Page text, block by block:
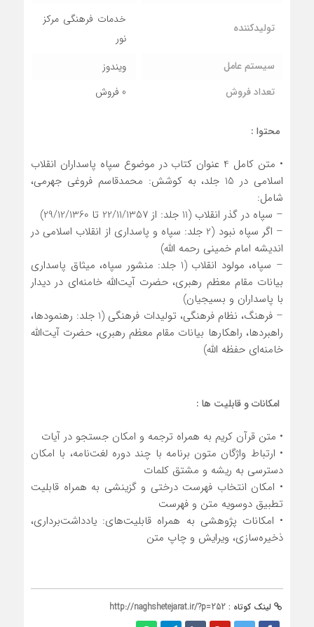
تولیدکننده
خدمات فرهنگي مرکز
نور
سیستم عامل
ويندوز
تعداد فروش
0 فروش
محتوا :
• متن كامل 4 عنوان کتاب در موضوع سپاه پاسداران انقلاب
اسلامی در 15 جلد، به کوشش: محمدقاسم فروغی جهرمی،
شامل:
– سپاه در گذر انقلاب (11 جلد: از 22/11/1357 تا 29/12/1360)
– اگر سپاه نبود (2 جلد: سپاه و پاسداری از انقلاب اسلامی در
اندیشه امام خمینی رحمه الله)
– سپاه، مولود انقلاب (1 جلد: منشور سپاه، میثاق پاسداری
بیانات مقام معظم رهبری، حضرت آیت‌اللهخامنه‌ای در دیدار
با پاسداران و بسیجیان)
– فرهنگ، نظام فرهنگی، تولیدات فرهنگی (1 جلد: رهنمودها،
راهبردها، راهکارها بیانات مقام معظم رهبری، حضرت آیت‌الله
خامنه‌ای حفظه الله)
امکانات و قابلیت ها :
• متن قرآن كریم به همراه ترجمه و امكان جستجو در آیات
• ارتباط واژگان متون برنامه با چند دوره لغت‌نامه، با امکان
دسترسی به ریشه و مشتق کلمات
• امكان انتخاب فهرست درختی و گزینشی به همراه قابلیت
تطبیق دوسویه متن و فهرست
• امكانات پژوهشی به همراه قابلیت‌های: یادداشت‌برداری،
ذخیره‌سازی، ویرایش و چاپ متن
لینک کوتاه : http://naghshetejarat.ir/?p=252